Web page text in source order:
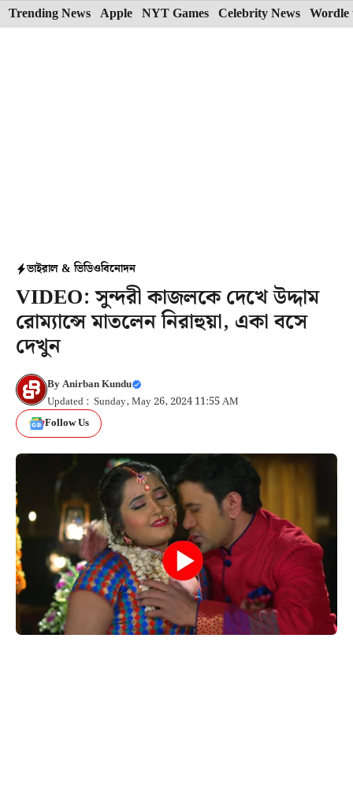
Skip
to
Trending News Apple NYT Games Celebrity News Wordle
ভাইরাল & ভিডিওবিনোদন
VIDEO: সুন্দরী কাজলকে দেখে উদ্দাম
রোম্যান্সে মাতলেন নিরাহুয়া, একা বসে
দেখুন
ByAnirban Kundu
Updated : Sunday, May 26, 2024 11:55 AM
Follow Us